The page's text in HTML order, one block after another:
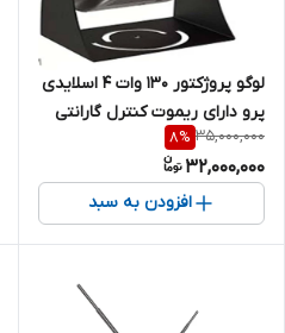
لوگو پروژکتور 130 وات 4 اسلایدی
پرو دارای ریموت کنترل گارانتی
شرکتی بدون قید و شرط
35,000,000
8%
32,000,000
افزودن به سبد